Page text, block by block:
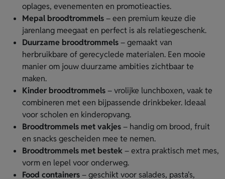
oplages, evenementen en promotieacties.
Mepal broodtrommels– een premium keuze die
jarenlang meegaat en perfect is als relatiegeschenk.
Duurzame broodtrommels– gemaakt van
herbruikbare of gerecyclede materialen. Een mooie
manier om jouw duurzame ambities zichtbaar te
maken.
Kinder broodtrommels– vrolijke lunchboxen, vaak te
combineren met een bijpassende drinkbeker. Ideaal
voor scholen en kinderopvang.
Broodtrommels met vakjes– handig om brood, fruit
en snacks gescheiden mee te nemen.
Broodtrommels met bestek– extra praktisch met mes,
vorm en lepel voor onderweg.
Food containers– geschikt voor salades, pasta's,